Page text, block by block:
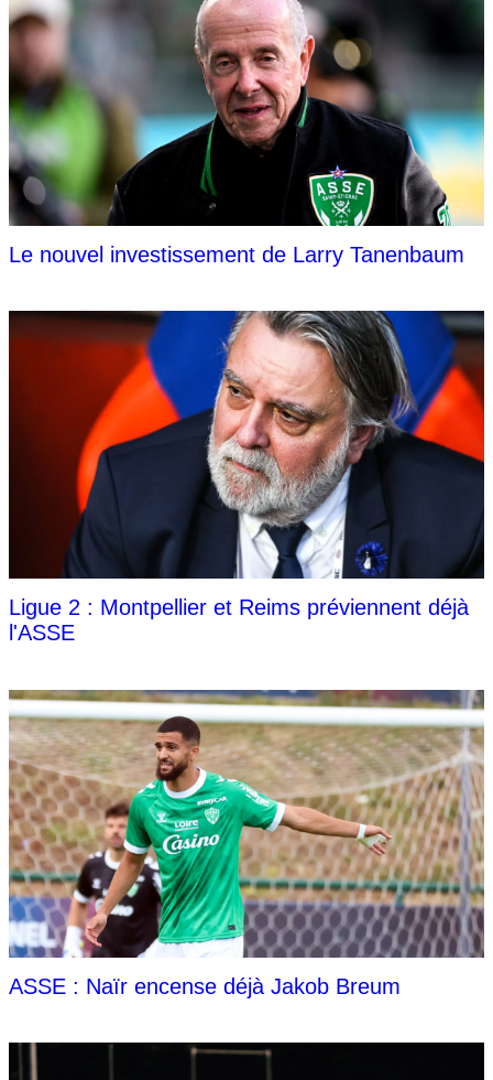
Le nouvel investissement de Larry Tanenbaum
Ligue 2 : Montpellier et Reims préviennent déjà
l'ASSE
ASSE : Naïr encense déjà Jakob Breum